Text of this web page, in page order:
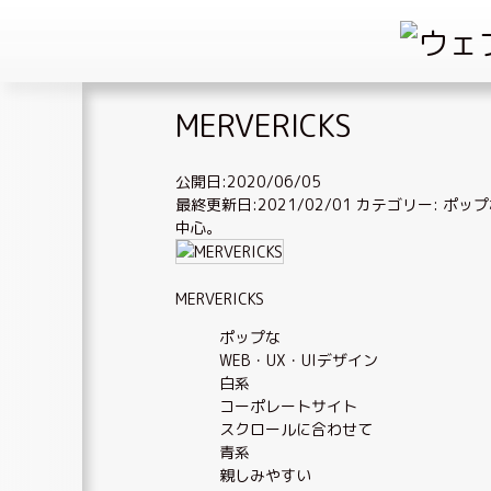
Skip
to
content
MERVERICKS
公開日:2020/06/05
最終更新日:2021/02/01 カテゴリー: ポッ
中心。
MERVERICKS
ポップな
WEB・UX・UIデザイン
白系
コーポレートサイト
スクロールに合わせて
青系
親しみやすい